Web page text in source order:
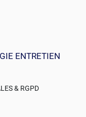
ENTRETIEN
& RGPD